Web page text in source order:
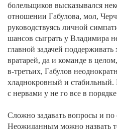
болельщиков высказывался
отношении Габулова, мол,
руководствуясь личной
шансов сыграть у Владимира
главной задачей
вратарей, да и команде в
в-третьих, Габулов
хладнокровный и стабильный.
с нервами у не го все в
Сложно задавать вопросы и
Неожиданным можно назвать